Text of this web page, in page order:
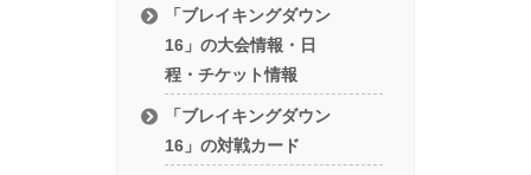
「ブレイキングダウン
16」の大会情報・日
程・チケット情報
「ブレイキングダウン
16」の対戦カード